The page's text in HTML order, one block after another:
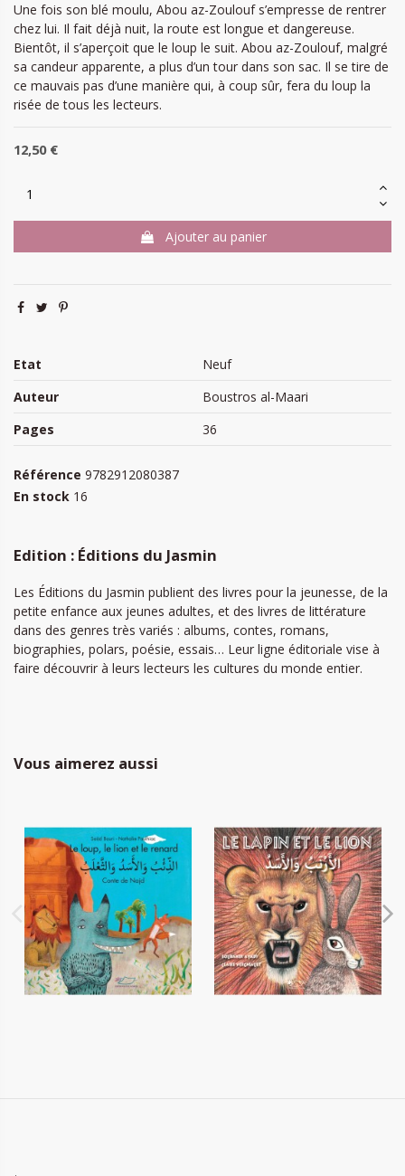
Une fois son blé moulu, Abou az-Zoulouf s’empresse de rentrer
chez lui. Il fait déjà nuit, la route est longue et dangereuse.
Bientôt, il s’aperçoit que le loup le suit. Abou az-Zoulouf, malgré
sa candeur apparente, a plus d’un tour dans son sac. Il se tire de
ce mauvais pas d’une manière qui, à coup sûr, fera du loup la
risée de tous les lecteurs.
12,50 €
Ajouter au panier
Etat
Neuf
Auteur
Boustros al-Maari
Pages
36
Référence 9782912080387
En stock 16
Edition : Éditions du Jasmin
Les Éditions du Jasmin publient des livres pour la jeunesse, de la
petite enfance aux jeunes adultes, et des livres de littérature
dans des genres très variés : albums, contes, romans,
biographies, polars, poésie, essais… Leur ligne éditoriale vise à
faire découvrir à leurs lecteurs les cultures du monde entier.
Vous aimerez aussi
Le loup, le lion et le renard
14,90 €
Le lapin et le lion
13,50 €